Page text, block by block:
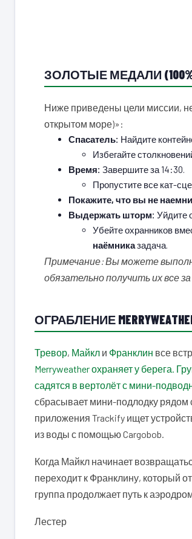
ЗОЛОТЫЕ МЕДАЛИ
Ниже приведены цели миссии,
открытом море)»:
Спасатель: Найдите
Избегайте
Время: Завершите за 14:30.
Пропустите все кат-
Покажите, что вы не
Выдержать шторм: Уйдите
Убейте охранников
наёмниказадача.
Примечание: Вы можете
обязательно получить их все
ОГРАБЛЕНИЕ
Тревор, Майкл и Франклин все
Merryweather охраняет у берега.
садятся в вертолёт с мини-
сбрасывает мини-подлодку
приложения Trackify ищет
из воды с помощью Cargobob.
Когда Майкл начинает
переходит к Франклину, который
группа продолжает путь к
Лестер